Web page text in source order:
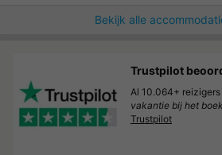
Bekijk alle
Trustpilot
Al 10.064+
vakantie bij het
Trustpilot